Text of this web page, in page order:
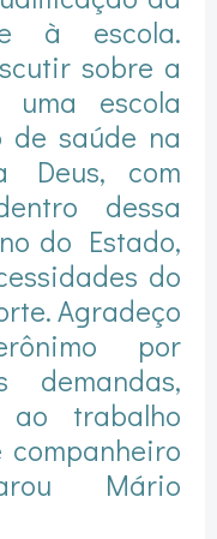
à escola.
sobre a
uma escola
de saúde na
Deus, com
dessa
do Estado,
do
Agradeço
por
demandas,
ao trabalho
Mário